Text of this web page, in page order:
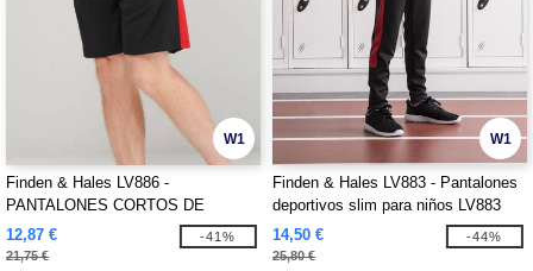
W1
Finden & Hales LV886 -
PANTALONES CORTOS DE
PUNTO PARA ADULTOS CON
BOLSILLOS CON CREMALLERA
12,87 €
21,75 €
-41%
W1
Finden & Hales LV883 - Pantalones
deportivos slim para niños LV883
14,50 €
25,80 €
-44%